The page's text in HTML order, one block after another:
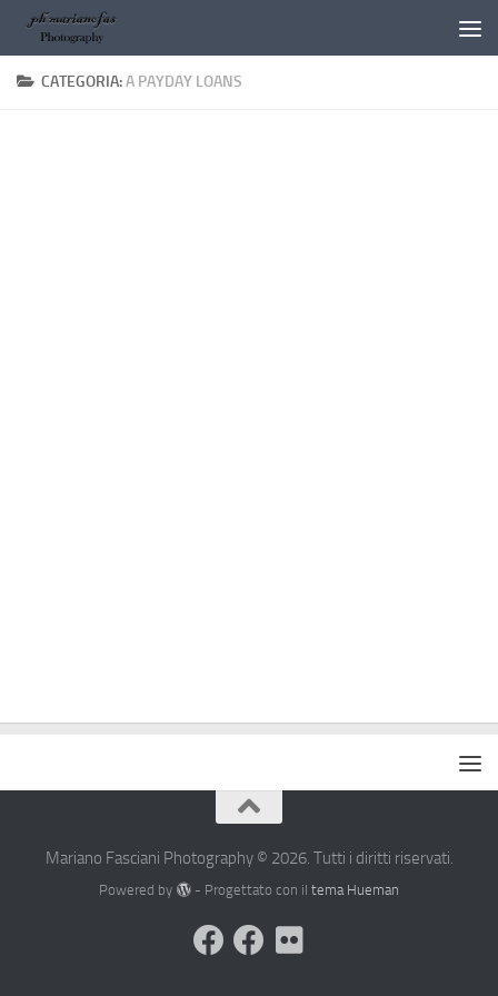
Salta al contenuto
CATEGORIA:A PAYDAY LOANS
Mariano Fasciani Photography © 2026. Tutti i diritti riservati.
Powered by - Progettato con il tema Hueman